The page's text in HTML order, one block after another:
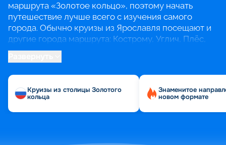
маршрута «Золотое кольцо», поэтому начать
путешествие лучше всего с изучения самого
города. Обычно круизы из Ярославля посещают и
другие города маршрута: Кострому, Углич, Плёс,
Мышкин, Рыбинск.
Кроме очевидного маршрута по Золотому кольцу,
Астрахани, или на север, до Санкт-Петербурга.
Круизы из столицы Золотого
кольца
Знаменитое
новом формате